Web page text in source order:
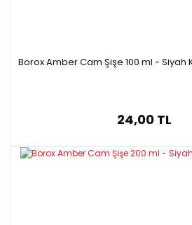
Borox Amber Cam Şişe 100 ml - Siyah
24,00 TL